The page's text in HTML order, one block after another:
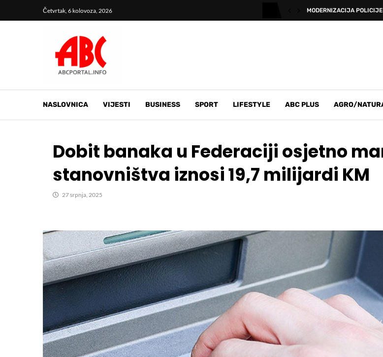
Četvrtak, 6 kolovoza, 2026 MODERNIZACIJA
NASLOVNICA VIJESTI BUSINESS SPORT LIFESTYLE ABC PLUS AGRO/
Dobit banaka u Federaciji osjetno
stanovništva iznosi 19,7 milijardi KM
27 srpnja, 2025